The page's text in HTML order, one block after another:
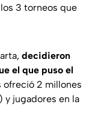
3 torneos que
decidieron
el que puso el
ofreció 2 millones
y jugadores en la